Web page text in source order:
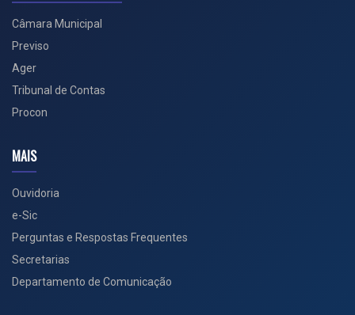
Câmara Municipal
Previso
Ager
Tribunal de Contas
Procon
MAIS
Ouvidoria
e-Sic
Perguntas e Respostas Frequentes
Secretarias
Departamento de Comunicação